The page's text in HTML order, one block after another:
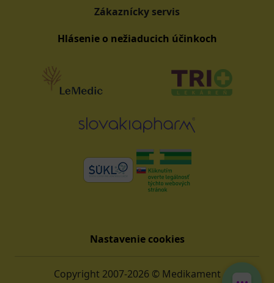
Zákaznícky servis
Hlásenie o nežiaducich účinkoch
Nastavenie cookies
Copyright 2007-2026 © Medikament